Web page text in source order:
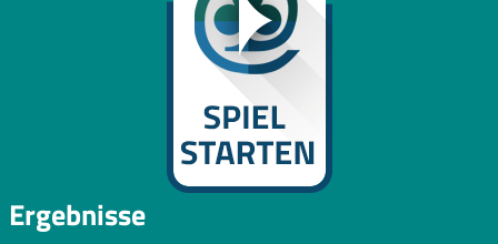
Ergebnisse